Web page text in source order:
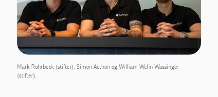
Mark Rohrbeck (stifter), Simon Acthon og William Welin Wassinger
(stifter).